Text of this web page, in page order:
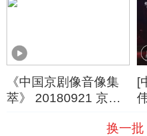
《中国京剧像音像集
萃》 20180921 京剧
[
换一批